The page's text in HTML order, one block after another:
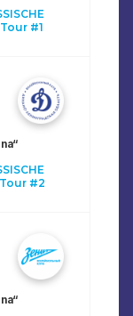
#1
Tour #2